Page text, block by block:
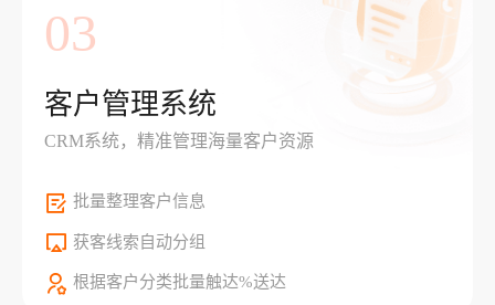
03
客户管理系统
CRM系统，精准管理海量客户资源
批量整理客户信息
获客线索自动分组
根据客户分类批量触达%送达